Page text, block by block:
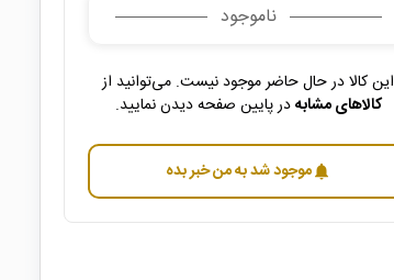
ناموجود
این کالا در حال حاضر موجود نیست. می‌توانید از
کالاهای مشابهدر پایین صفحه دیدن نمایید.
notificationsموجود شد به من خبر بده